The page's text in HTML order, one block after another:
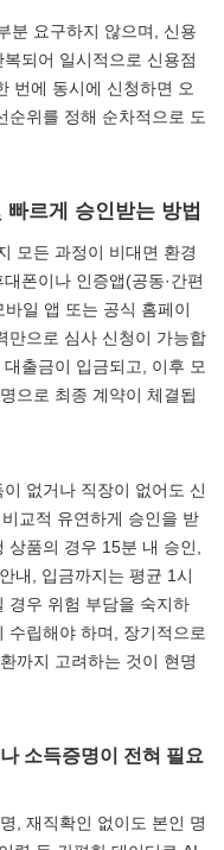
분 요구하지 않으며, 신용
되어 일시적으로 신용점
번에 동시에 신청하면 오
순위를 정해 순차적으로 도
르게 승인받는 방법
모든 과정이 비대면 환경
폰이나 인증앱(공동·간편
일 앱 또는 공식 홈페이
만으로 심사 신청이 가능합
출금이 입금되고, 이후 모
으로 최종 계약이 체결됩
없거나 직장이 없어도 신
교적 유연하게 승인을 받
품의 경우 15분 내 승인,
내, 입금까지는 평균 1시
경우 위험 부담을 숙지하
수립해야 하며, 장기적으로
까지 고려하는 것이 현명
소득증명이 전혀 필요
, 재직확인 없이도 본인 명